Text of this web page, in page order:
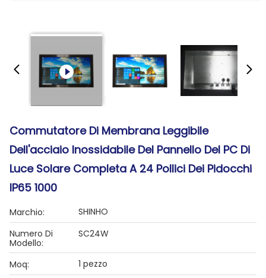
Commutatore Di Membrana Leggibile
Dell'acciaio Inossidabile Del Pannello Del PC Di
Luce Solare Completa A 24 Pollici Dei Pidocchi
IP65 1000
Marchio:
SHINHO
Numero Di
Modello:
SC24W
Moq:
1 pezzo